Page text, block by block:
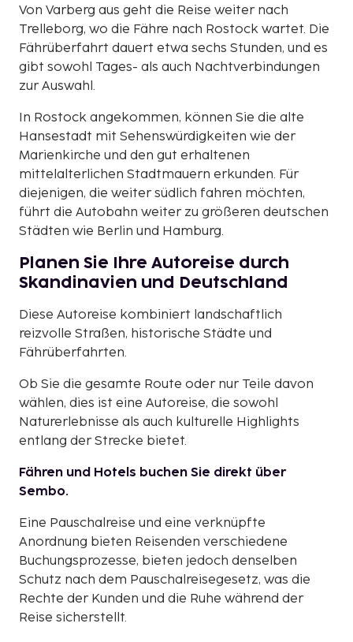
Von Varberg aus geht die Reise weiter nach
Trelleborg, wo die Fähre nach Rostock wartet. Die
Fährüberfahrt dauert etwa sechs Stunden, und es
gibt sowohl Tages- als auch Nachtverbindungen
zur Auswahl.
In Rostock angekommen, können Sie die alte
Hansestadt mit Sehenswürdigkeiten wie der
Marienkirche und den gut erhaltenen
mittelalterlichen Stadtmauern erkunden. Für
diejenigen, die weiter südlich fahren möchten,
führt die Autobahn weiter zu größeren deutschen
Städten wie Berlin und Hamburg.
Planen Sie Ihre Autoreise durch
Skandinavien und Deutschland
Diese Autoreise kombiniert landschaftlich
reizvolle Straßen, historische Städte und
Fährüberfahrten.
Ob Sie die gesamte Route oder nur Teile davon
wählen, dies ist eine Autoreise, die sowohl
Naturerlebnisse als auch kulturelle Highlights
entlang der Strecke bietet.
Fähren und Hotels buchen Sie direkt über
Sembo.
Eine Pauschalreise und eine verknüpfte
Anordnung bieten Reisenden verschiedene
Buchungsprozesse, bieten jedoch denselben
Schutz nach dem Pauschalreisegesetz, was die
Rechte der Kunden und die Ruhe während der
Reise sicherstellt.